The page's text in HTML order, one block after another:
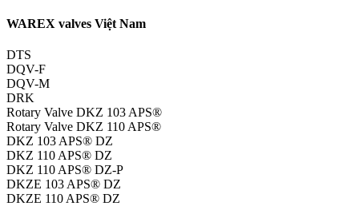
WAREX valves Việt Nam
DTS
DQV-F
DQV-M
DRK
Rotary Valve DKZ 103 APS®
Rotary Valve DKZ 110 APS®
DKZ 103 APS® DZ
DKZ 110 APS® DZ
DKZ 110 APS® DZ-P
DKZE 103 APS® DZ
DKZE 110 APS® DZ